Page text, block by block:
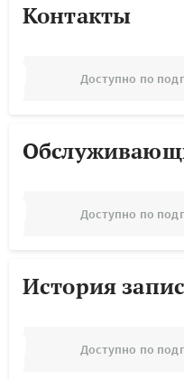
Контакты
Доступно по
Доступно по
История
Доступно по